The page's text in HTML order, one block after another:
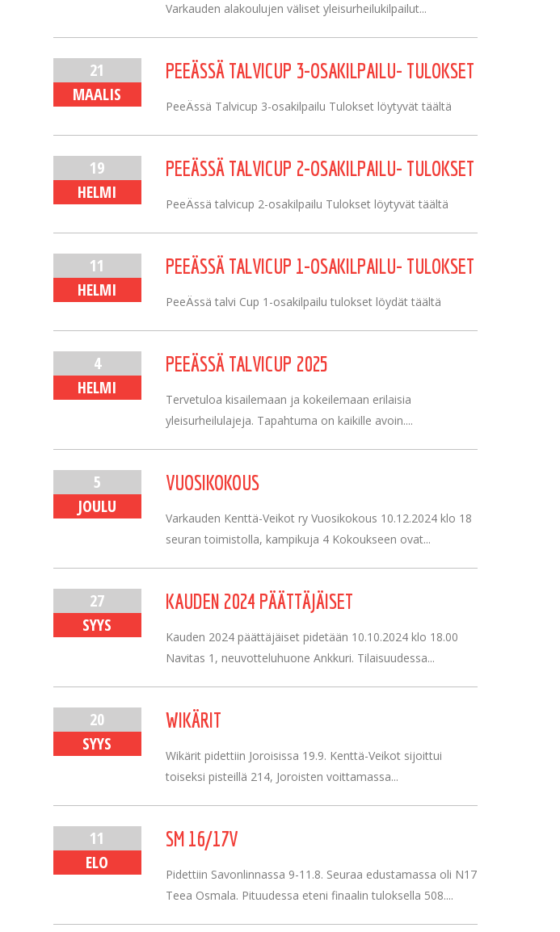
Varkauden alakoulujen väliset yleisurheilukilpailut...
21
MAALIS
PEEÄSSÄ TALVICUP 3-OSAKILPAILU- TULOKSET
PeeÄssä Talvicup 3-osakilpailu Tulokset löytyvät täältä
19
HELMI
PEEÄSSÄ TALVICUP 2-OSAKILPAILU- TULOKSET
PeeÄssä talvicup 2-osakilpailu Tulokset löytyvät täältä
11
HELMI
PEEÄSSÄ TALVICUP 1-OSAKILPAILU- TULOKSET
PeeÄssä talvi Cup 1-osakilpailu tulokset löydät täältä
4
HELMI
PEEÄSSÄ TALVICUP 2025
Tervetuloa kisailemaan ja kokeilemaan erilaisia
yleisurheilulajeja. Tapahtuma on kaikille avoin....
5
JOULU
VUOSIKOKOUS
Varkauden Kenttä-Veikot ry Vuosikokous 10.12.2024 klo 18
seuran toimistolla, kampikuja 4 Kokoukseen ovat...
27
SYYS
KAUDEN 2024 PÄÄTTÄJÄISET
Kauden 2024 päättäjäiset pidetään 10.10.2024 klo 18.00
Navitas 1, neuvotteluhuone Ankkuri. Tilaisuudessa...
20
SYYS
WIKÄRIT
Wikärit pidettiin Joroisissa 19.9. Kenttä-Veikot sijoittui
toiseksi pisteillä 214, Joroisten voittamassa...
11
ELO
SM 16/17V
Pidettiin Savonlinnassa 9-11.8. Seuraa edustamassa oli N17
Teea Osmala. Pituudessa eteni finaalin tuloksella 508....